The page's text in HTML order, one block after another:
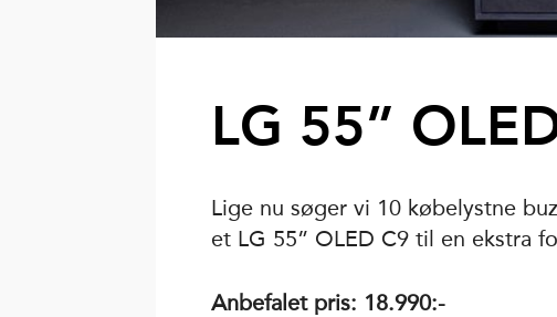
LG 55”
Lige nu søger vi 10 købelystne
et LG 55” OLED C9 til en ekstra
Anbefalet pris: 18.990:-